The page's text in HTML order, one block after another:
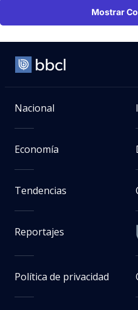
Mostrar
Nacional
Economía
Tendencias
Reportajes
Política de privacidad